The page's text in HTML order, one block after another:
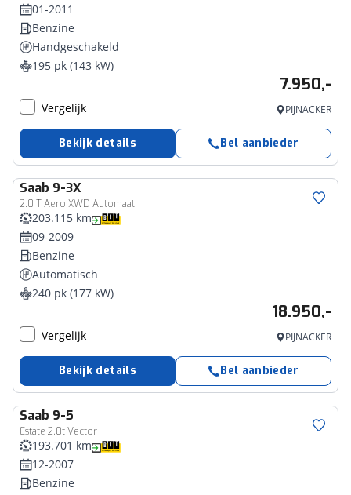
01-2011
Benzine
Handgeschakeld
195 pk (143 kW)
7.950,-
Vergelijk PIJNACKER
Bekijk details Bel aanbieder
Saab 9-3X
2.0 T Aero XWD Automaat
203.115 km
09-2009
Benzine
Automatisch
240 pk (177 kW)
18.950,-
Vergelijk PIJNACKER
Bekijk details Bel aanbieder
Saab 9-5
Estate 2.0t Vector
193.701 km
12-2007
Benzine